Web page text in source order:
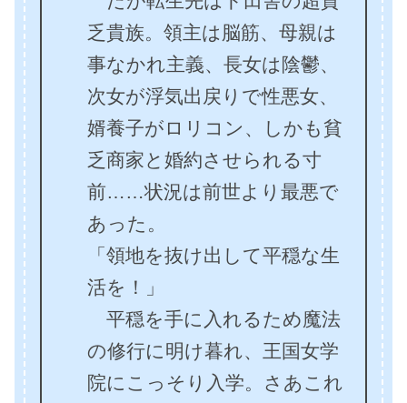
乏貴族。領主は脳筋、母親は
事なかれ主義、長女は陰鬱、
次女が浮気出戻りで性悪女、
婿養子がロリコン、しかも貧
乏商家と婚約させられる寸
前……状況は前世より最悪で
あった。
「領地を抜け出して平穏な生
活を！」
平穏を手に入れるため魔法
の修行に明け暮れ、王国女学
院にこっそり入学。さあこれ